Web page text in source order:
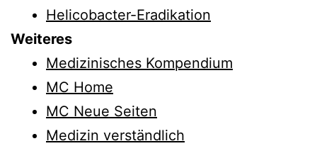
Helicobacter-Eradikation
Weiteres
Medizinisches Kompendium
MC Home
MC Neue Seiten
Medizin verständlich